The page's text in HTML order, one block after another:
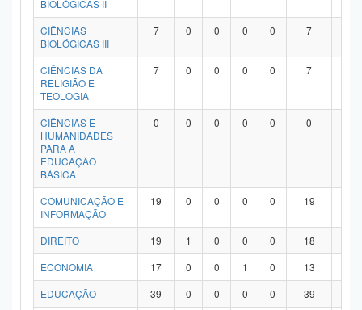
BIOLÓGICAS II
CIÊNCIAS
BIOLÓGICAS III
7 0 0 0 0 7
CIÊNCIAS DA
RELIGIÃO E
TEOLOGIA
7 0 0 0 0 7
CIÊNCIAS E
HUMANIDADES
PARA A
EDUCAÇÃO
BÁSICA
0 0 0 0 0 0
COMUNICAÇÃO E
INFORMAÇÃO
19 0 0 0 0 19
DIREITO 19 1 0 0 0 18
ECONOMIA
17 0 0 1 0 13
EDUCAÇÃO
39 0 0 0 0 39